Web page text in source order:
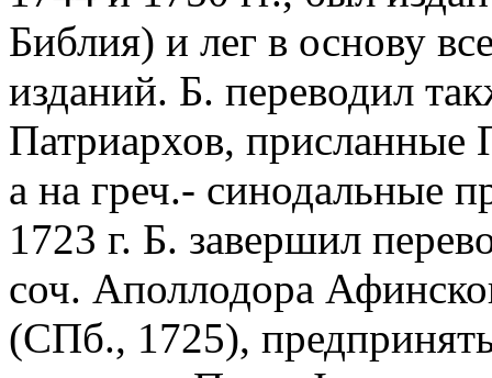
Библия) и лег в основу
изданий. Б. переводил
Патриархов,
а на греч.- синодальные
1723 г. Б. завершил
соч. Аполлодора
(СПб., 1725),